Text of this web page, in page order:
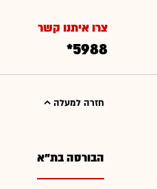
צרו איתנו קשר
*5988
חזרה למעלה
הבורסה בת"א